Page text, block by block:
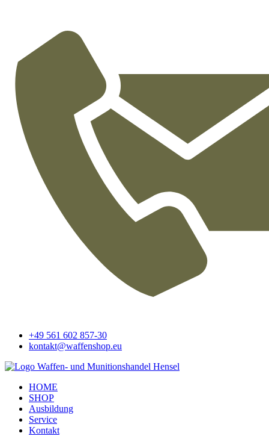
+49 561 602 857-30
kontakt@waffenshop.eu
HOME
SHOP
Ausbildung
Service
Kontakt